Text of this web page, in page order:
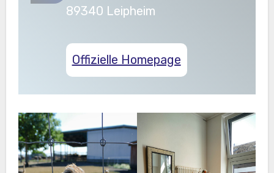
89340 Leipheim
Offizielle Homepage